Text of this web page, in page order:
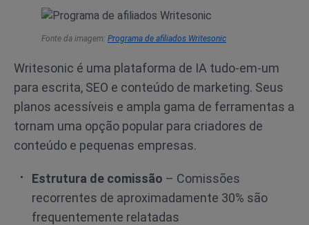
Fonte da imagem: Programa de afiliados Writesonic
Writesonic é uma plataforma de IA tudo-em-um
para escrita, SEO e conteúdo de marketing. Seus
planos acessíveis e ampla gama de ferramentas a
tornam uma opção popular para criadores de
conteúdo e pequenas empresas.
Estrutura de comissão – Comissões
recorrentes de aproximadamente 30% são
frequentemente relatadas